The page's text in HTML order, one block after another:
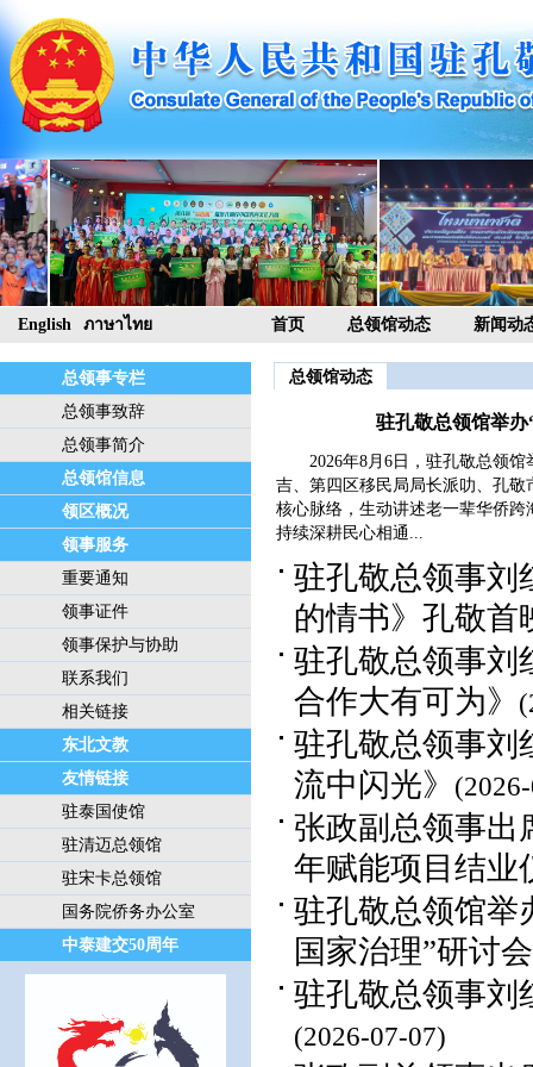
English ภาษาไทย 首页 总领馆动态 新闻动
总领事专栏
总领事致辞
总领事简介
总领馆信息
领区概况
领事服务
重要通知
领事证件
领事保护与协助
联系我们
相关链接
东北文教
友情链接
驻泰国使馆
驻清迈总领馆
驻宋卡总领馆
国务院侨务办公室
中泰建交50周年
总领馆动态
驻孔敬总领馆举
2026年8月6日，驻孔敬总领馆
吉、第四区移民局局长派叻、孔
核心脉络，生动讲述老一辈华侨
持续深耕民心相通...
驻孔敬总领事
的情书》孔敬首
驻孔敬总领事刘
合作大有可为》
驻孔敬总领事刘
流中闪光》
张政副总领事出
年赋能项目结业
驻孔敬总领馆举
国家治理”研讨会
驻孔敬总领事刘
(2026-07-07)